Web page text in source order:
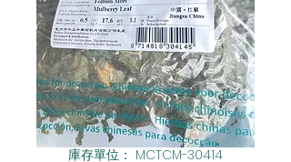
庫存單位： MCTCM-30414